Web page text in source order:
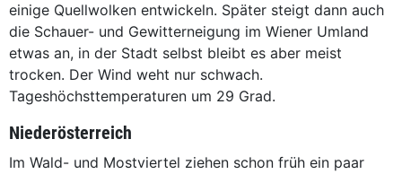
einige Quellwolken entwickeln. Später steigt dann auch
die Schauer- und Gewitterneigung im Wiener Umland
etwas an, in der Stadt selbst bleibt es aber meist
trocken. Der Wind weht nur schwach.
Tageshöchsttemperaturen um 29 Grad.
Niederösterreich
Im Wald- und Mostviertel ziehen schon früh ein paar